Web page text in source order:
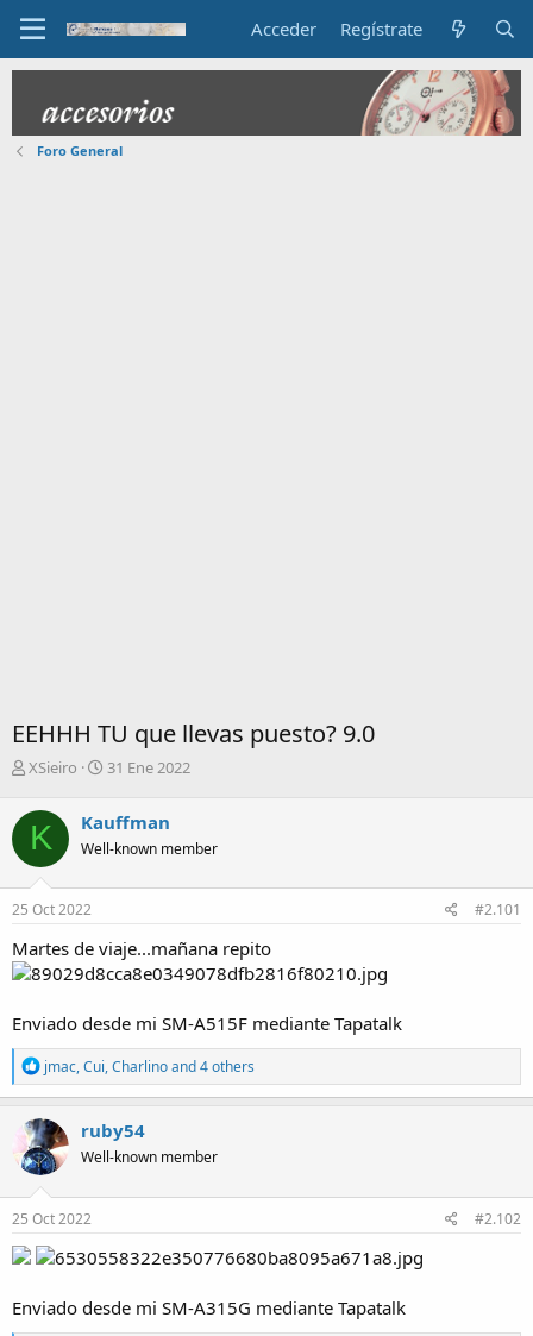
Acceder Regístrate
Foro General
EEHHH TU que llevas puesto? 9.0
I
i
c
a
d
o
d
e
t
e
m
a
XSieiro
F
h
a
e
n
c
o
31 Ene 2022
K Kauffman
Well-known member
25 Oct 2022 #2.101
Martes de viaje...mañana repito
Enviado desde mi SM-A515F mediante Tapatalk
R
e
a
c
t
i
o
n
s
jmac,Cui,Charlinoand 4 others
ruby54
Well-known member
25 Oct 2022 #2.102
Enviado desde mi SM-A315G mediante Tapatalk